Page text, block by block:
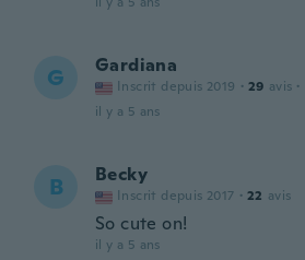
G Gardiana
Inscrit depuis 2019 · 29 avis ·
il y a 5 ans
B Becky
Inscrit depuis 2017 · 22 avis
So cute on!
il y a 5 ans